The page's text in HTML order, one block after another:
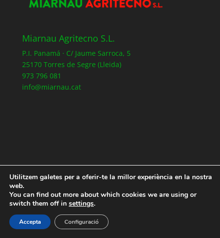
Miarnau Agritecno S.L.
P.I. Panamá · C/ Jaume Sarroca, 5
25170 Torres de Segre (Lleida)
973 796 081
info@miarnau.cat
Política de Privacitat
Política de cookies
Utilitzem galetes per a oferir-te la millor experiència en la nostra
web.
You can find out more about which cookies we are using or
switch them off in settings.
Accepta Configuració